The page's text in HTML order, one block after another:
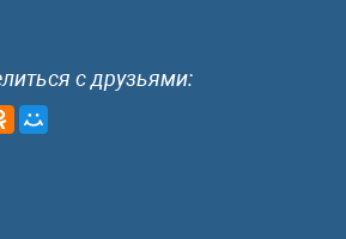
с друзьями: